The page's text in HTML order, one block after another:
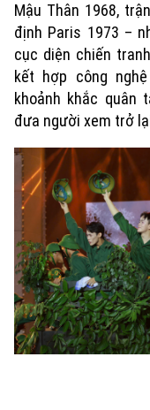
Mậu Thân 1968,
định Paris 1973 –
cục diện chiến
kết hợp công
khoảnh khắc quân
đưa người xem trở